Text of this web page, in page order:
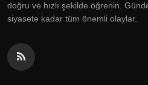
doğru ve hızlı şekilde öğrenin.
siyasete kadar tüm önemli olaylar.